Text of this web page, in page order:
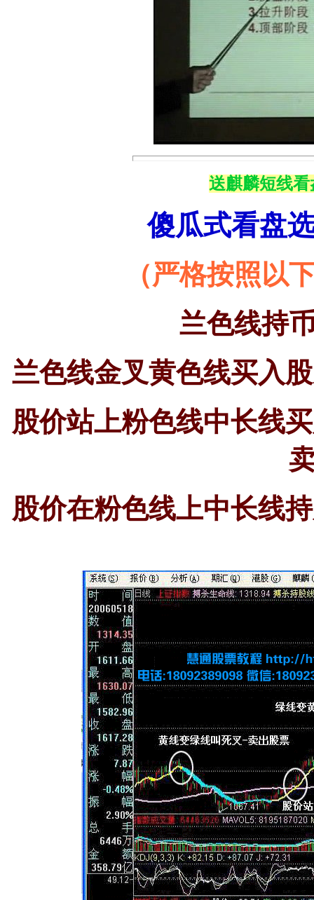
送麒麟短线
傻瓜式看盘
（严格按照以
兰色线持
兰色线金叉黄色线买入
股价站上粉色线中长线
股价在粉色线上中长线